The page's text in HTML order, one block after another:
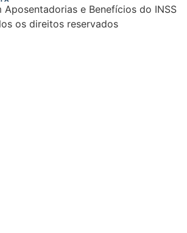
Aposentadorias e Benefícios do INSS
os direitos reservados